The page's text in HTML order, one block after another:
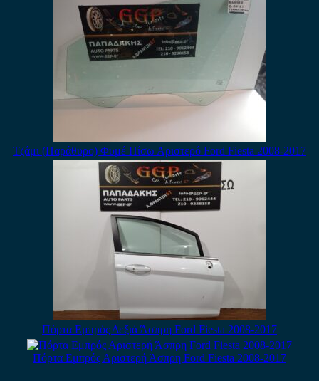
Τζάμι (Παράθυρο) Φυμέ Πίσω Αριστερό Ford Fiesta 2008-2017
Πόρτα Εμπρός Δεξιά Άσπρη Ford Fiesta 2008-2017
Πόρτα Εμπρός Αριστερή Άσπρη Ford Fiesta 2008-2017